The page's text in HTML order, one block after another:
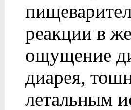
реакции в
ощущение
диарея,
летальным